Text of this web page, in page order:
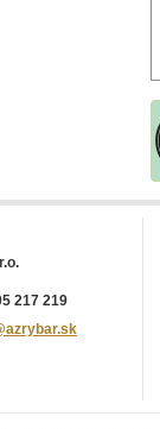
217 219